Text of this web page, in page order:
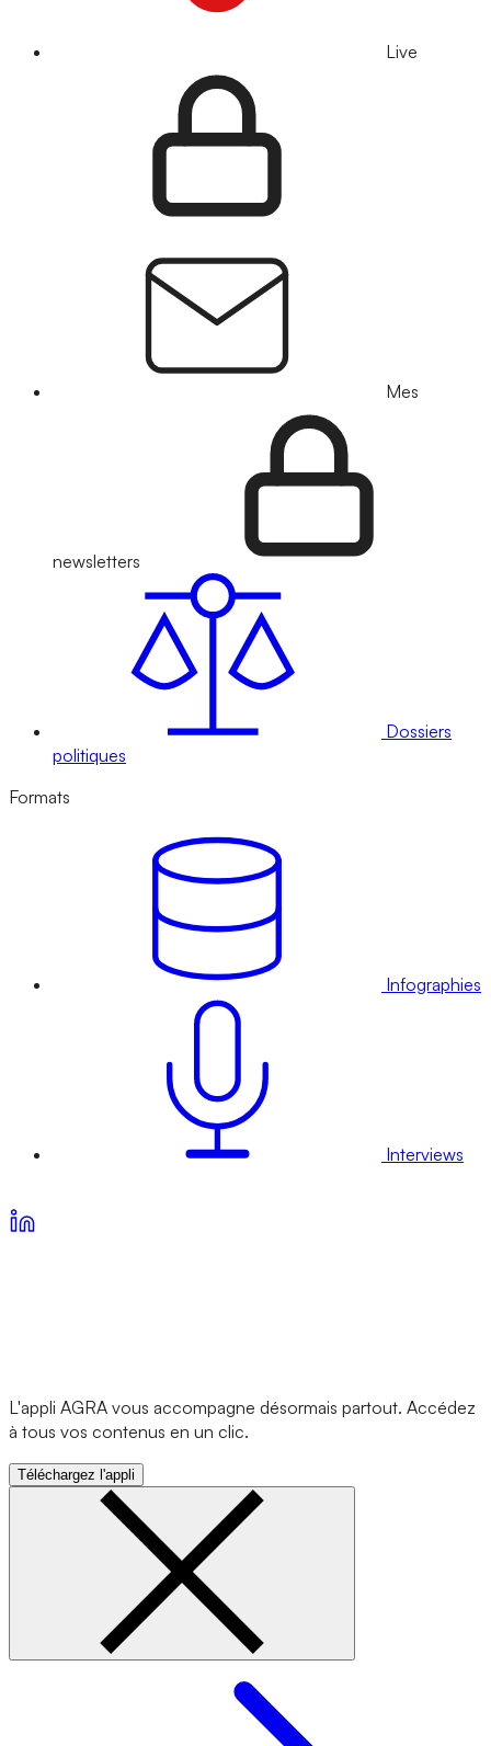
Live
Mes
newsletters
Dossiers
politiques
Formats
Infographies
Interviews
L'appli AGRA vous accompagne désormais partout. Accédez
à tous vos contenus en un clic.
Téléchargez l'appli